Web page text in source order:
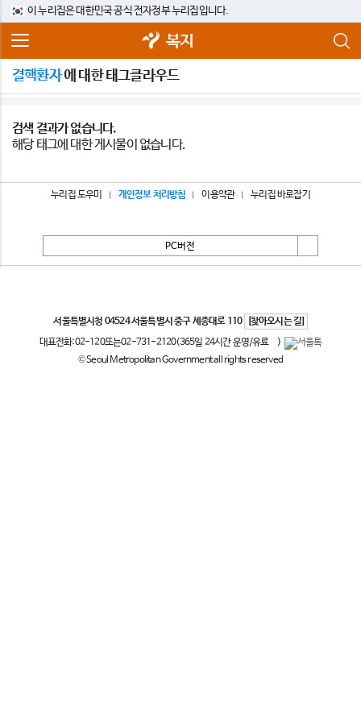
이 누리집은 대한민국 공식 전자정부 누리집입니다.
복지
결핵환자에 대한 태그클라우드
검색 결과가 없습니다.
해당 태그에 대한 게시물이 없습니다.
누리집 도우미 개인정보 처리방침 이용약관 누리집 바로잡기
PC버전
서울특별시청 04524 서울특별시 중구 세종대로 110
[찾아오시는 길]
대표전화:02-120또는02-731-2120(365일 24시간 운영/유료
)
© Seoul Metropolitan Government all rights reserved